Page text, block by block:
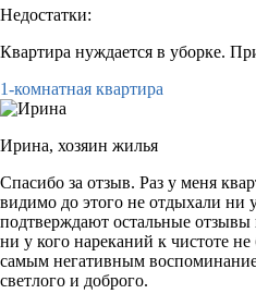
Недостатки:
Квартира нуждается в уборке.
1-комнатная квартира
Ирина, хозяин жилья
Спасибо за отзыв. Раз у меня
видимо до этого не отдыхали ни
подтверждают остальные отзывы
ни у кого нареканий к чистоте
самым негативным
светлого и доброго.